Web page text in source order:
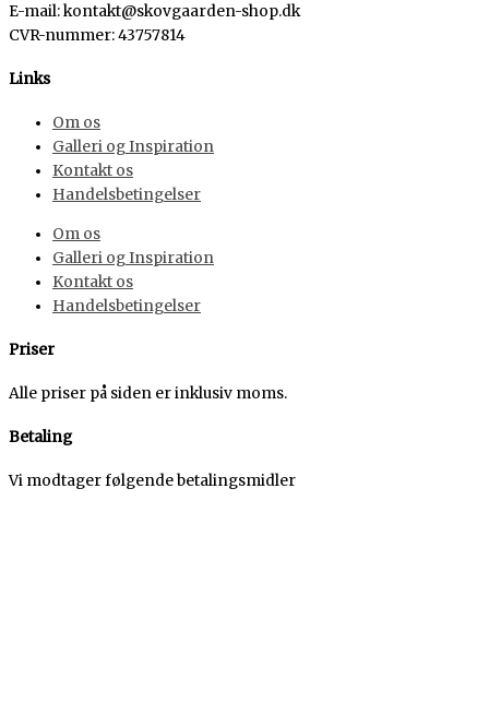
E-mail: kontakt@skovgaarden-shop.dk
CVR-nummer:43757814
Links
Om os
Galleri og Inspiration
Kontakt os
Handelsbetingelser
Om os
Galleri og Inspiration
Kontakt os
Handelsbetingelser
Priser
Alle priser på siden er inklusiv moms.
Betaling
Vi modtager følgende betalingsmidler